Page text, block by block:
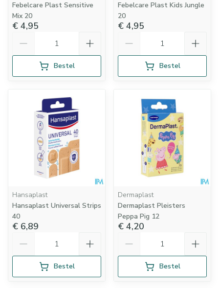
Febelcare Plast Sensitive
Mix 20
€ 4,95
Bestel
Febelcare Plast Kids Jungle
20
€ 4,95
Bestel
Hansaplast
Hansaplast Universal Strips
40
€ 6,89
Bestel
Dermaplast
Dermaplast Pleisters
Peppa Pig 12
€ 4,20
Bestel